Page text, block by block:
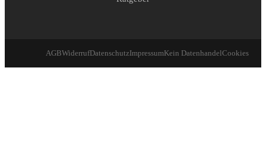
AGBWiderrufDatenschutzImpressumKein DatenhandelCookies